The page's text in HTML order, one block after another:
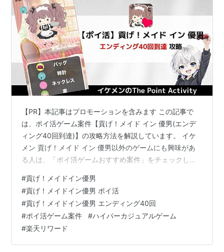
【PR】本記事はプロモーションを含みます この記事で
は、ポイ活ゲーム案件【貢げ！メイド イン 優男(エンデ
ィング40回到達)】の攻略方法を解説しています。 イケ
メン 貢げ！メイド イン 優男以外のゲームにも興味があ
る人は、「ポイ活ゲームおすすめ案件」をチェックし
た内容です 無課金攻略を想定しています 2025年3月時点
のプレイ情報をもとに作成 貢げ！メイド イン 優男って
どんなゲーム？ 貢げ！メイド イン 優男(エンディング40
回到達)のポイ活案件情報 メイドへのプレゼントについて
エンディング40回到達について 【ポイ活】貢げ！メイド
イ…
#貢げ！メイドイン優男
#貢げ！メイドイン優男 ポイ活
#貢げ！メイドイン優男 エンディング40回
#ポイ活ゲーム案件 #ハイパーカジュアルゲーム
#楽天リワード